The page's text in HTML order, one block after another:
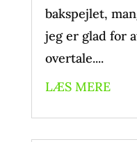
bakspejlet,
jeg er glad for
overtale....
LÆS MERE